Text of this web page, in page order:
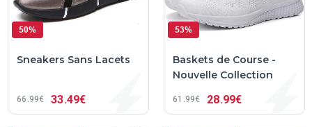
50%
Sneakers Sans Lacets
66 99€ 33 49€
53%
Baskets de Course -
Nouvelle Collection
61 99€ 28 99€